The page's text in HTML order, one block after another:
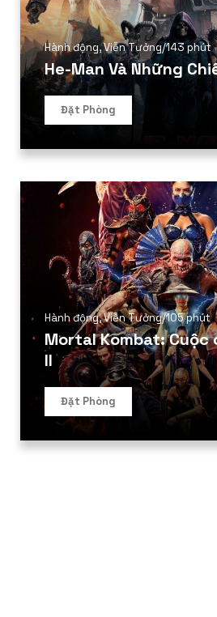
Hành động,Viễn Tưởng/143 phút
He-Man Và Những
Đặt Phòng
Hành động,Viễn Tưởng/105 phút
Mortal Kombat:
II
Đặt Phòng